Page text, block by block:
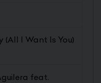
(All I Want Is You)
feat.